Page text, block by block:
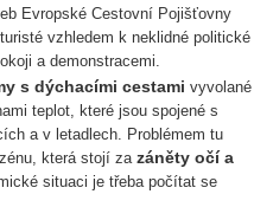
Evropské Cestovní Pojišťovny
vzhledem k neklidné politické
a demonstracemi.
s dýchacími cestami vyvolané
teplot, které jsou spojené s
a v letadlech. Problémem tu
která stojí za záněty očí a
situaci je třeba počítat se